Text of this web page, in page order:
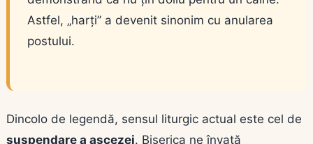
Astfel, „harți” a devenit sinonim cu anularea
postului.
Dincolo de legendă, sensul liturgic actual este cel de
suspendare a ascezei. Biserica ne învață